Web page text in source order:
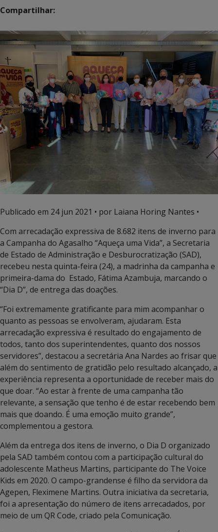
Compartilhar:
Publicado em 24 jun 2021 • por Laiana Horing Nantes •
Com arrecadação expressiva de 8.682 itens de inverno para
a Campanha do Agasalho “Aqueça uma Vida”, a Secretaria
de Estado de Administração e Desburocratização (SAD),
recebeu nesta quinta-feira (24), a madrinha da campanha e
primeira-dama do Estado, Fátima Azambuja, marcando o
“Dia D”, de entrega das doações.
“Foi extremamente gratificante para mim acompanhar o
quanto as pessoas se envolveram, ajudaram. Esta
arrecadação expressiva é resultado do engajamento de
todos, tanto dos superintendentes, quanto dos nossos
servidores”, destacou a secretária Ana Nardes ao frisar que
além do sentimento de gratidão pelo resultado alcançado, a
experiência representa a oportunidade de receber mais do
que doar. “Ao estar à frente de uma campanha tão
relevante, a sensação que tenho é de estar recebendo bem
mais que doando. É uma emoção muito grande”,
complementou a gestora.
Além da entrega dos itens de inverno, o Dia D organizado
pela SAD também contou com a participação cultural do
adolescente Matheus Martins, participante do The Voice
Kids em 2020. O campo-grandense é filho da servidora da
Agepen, Fleximene Martins. Outra iniciativa da secretaria,
foi a apresentação do número de itens arrecadados, por
meio de um QR Code, criado pela Comunicação.